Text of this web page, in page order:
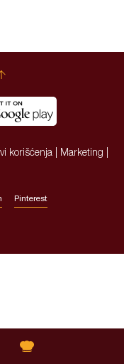
korišćenja Marketing
Pinterest